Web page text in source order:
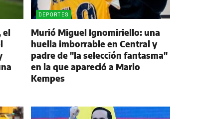
el
DEPORTES
Murió Miguel Ignomiriello: una
huella imborrable en Central y
padre de "la selección fantasma"
en la que apareció a Mario
Kempes